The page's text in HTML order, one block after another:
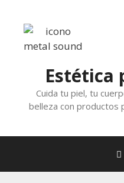
content
Estética
Cuida tu piel, tu
belleza con productos